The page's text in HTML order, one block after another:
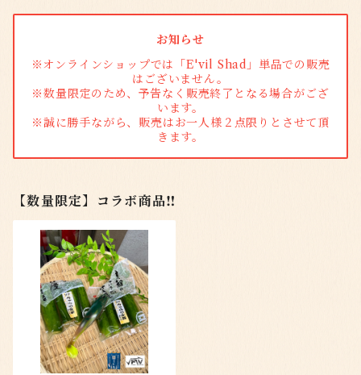
お知らせ
※オンラインショップでは「E'vil Shad」単品での販売
はございません。
※数量限定のため、予告なく販売終了となる場合がござ
います。
※誠に勝手ながら、販売はお一人様２点限りとさせて頂
きます。
【数量限定】コラボ商品‼️